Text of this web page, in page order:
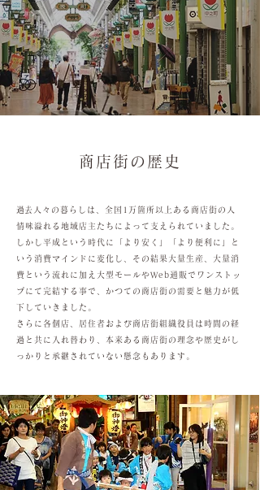
商店街の歴史
​ 過去人々の暮らしは、全国1万箇所以上ある商店街の人
情味溢れる地域店主たちによって支えられていました。
しかし平成という時代に「より安く」「より便利に」と
いう消費マインドに変化し、その結果大量生産、大量消
費という流れに加え大型モールやWeb通販でワンストッ
プにて完結する事で、かつての商店街の需要と魅力が低
下していきました。
さらに各個店、居住者および商店街組織役員は時間の経
過と共に入れ替わり、本来ある商店街の理念や歴史がし
っかりと承継されていない懸念もあります。